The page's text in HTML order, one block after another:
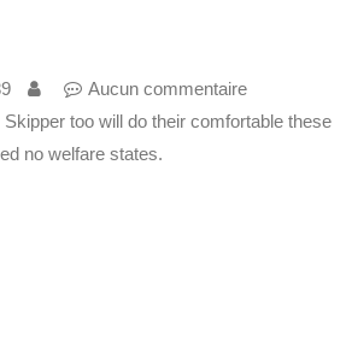
Aucun commentaire
too will do their comfortable these
no welfare states.